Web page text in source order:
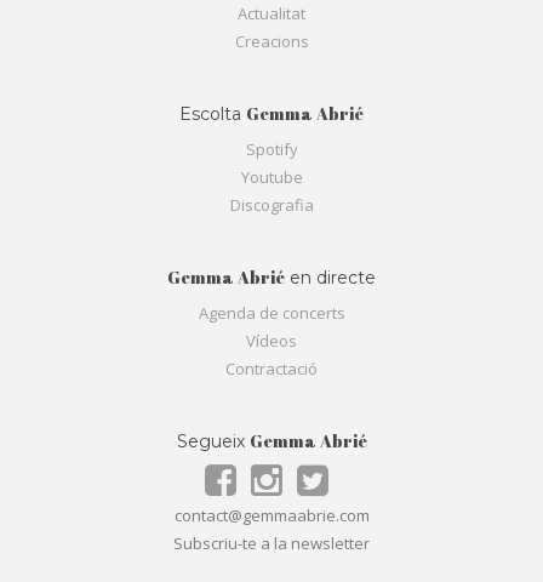
Actualitat
Creacions
Escolta Gemma Abrié
Spotify
Youtube
Discografia
Gemma Abrié en directe
Agenda de concerts
Vídeos
Contractació
Segueix Gemma Abrié
contact@gemmaabrie.com
Subscriu-te a la newsletter